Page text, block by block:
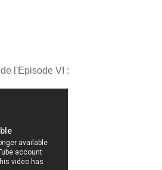
de l'Episode VI :